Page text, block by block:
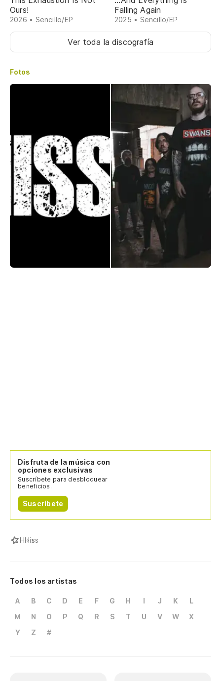
Ours!
2026 • Sencillo/EP
Falling Again
2025 • Sencillo/EP
Ver toda la discografía
Fotos
Disfruta de la música con
opciones exclusivas
Suscríbete para desbloquear
beneficios.
Suscríbete
HHiss
Todos los artistas
A B C D E F G H I J K
L
M
N O P Q R S T U V W
X
Y
Z #